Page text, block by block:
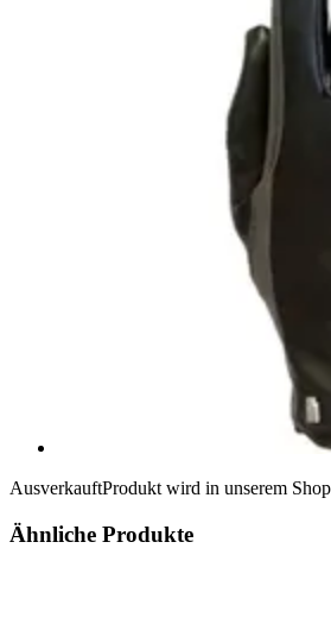
AusverkauftProdukt wird in unserem
Ähnliche Produkte